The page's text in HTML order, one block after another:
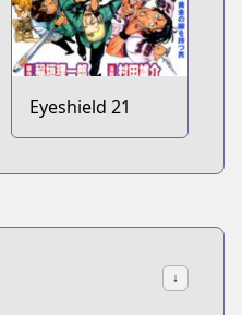
Eyeshield 21
↓